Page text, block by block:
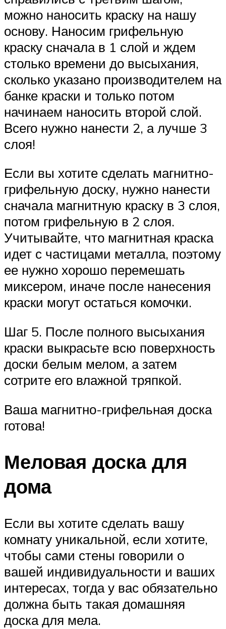
можно наносить краску на нашу
основу. Наносим грифельную
краску сначала в 1 слой и ждем
столько времени до высыхания,
сколько указано производителем на
банке краски и только потом
начинаем наносить второй слой.
Всего нужно нанести 2, а лучше 3
слоя!
Если вы хотите сделать магнитно-
грифельную доску, нужно нанести
сначала магнитную краску в 3 слоя,
потом грифельную в 2 слоя.
Учитывайте, что магнитная краска
идет с частицами металла, поэтому
ее нужно хорошо перемешать
миксером, иначе после нанесения
краски могут остаться комочки.
Шаг 5. После полного высыхания
краски выкрасьте всю поверхность
доски белым мелом, а затем
сотрите его влажной тряпкой.
Ваша магнитно-грифельная доска
готова!
Меловая доска для
дома
Если вы хотите сделать вашу
комнату уникальной, если хотите,
чтобы сами стены говорили о
вашей индивидуальности и ваших
интересах, тогда у вас обязательно
должна быть такая домашняя
доска для мела.